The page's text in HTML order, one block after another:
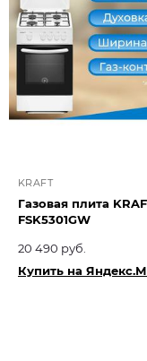
KRAFT
Газовая плита
FSK5301GW
20 490 руб.
Купить на